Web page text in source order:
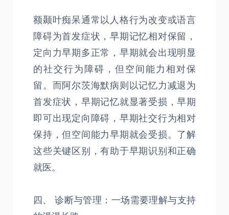
额颞叶痴呆通常以人格行为改变或语言
障碍为首发症状，早期记忆相对保留，
定向力早期多正常，早期就会出现明显
的社交行为障碍，但空间能力相对保
留。而阿尔茨海默病则以记忆力减退为
首发症状，早期记忆就显著受损，早期
即可出现定向障碍，早期社交行为相对
保持，但空间能力早期就会受损。了解
这些关键区别，有助于早期识别和正确
就医。
四、 诊断与管理：一场需要理解与支持